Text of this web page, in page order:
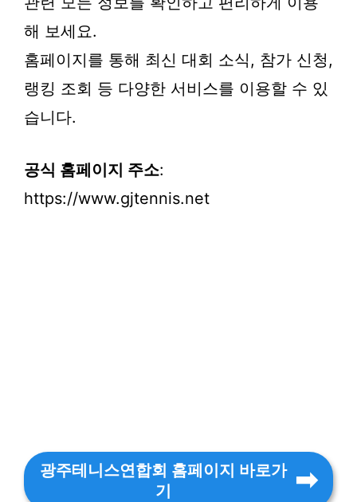
해 보세요.
홈페이지를 통해 최신 대회 소식, 참가 신청,
랭킹 조회 등 다양한 서비스를 이용할 수 있
습니다.
공식 홈페이지 주소:
https://www.gjtennis.net
광주테니스연합회 홈페이지 바로가
기